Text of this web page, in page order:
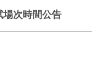
場次時間公告